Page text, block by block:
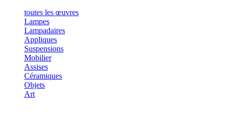
toutes les œuvres
Lampes
Lampadaires
Appliques
Suspensions
Mobilier
Assises
Céramiques
Objets
Art